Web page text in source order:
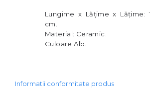
Lungime x Lățime x Lățime:
cm.
Material: Ceramic.
Culoare:Alb.
Informatii conformitate produs